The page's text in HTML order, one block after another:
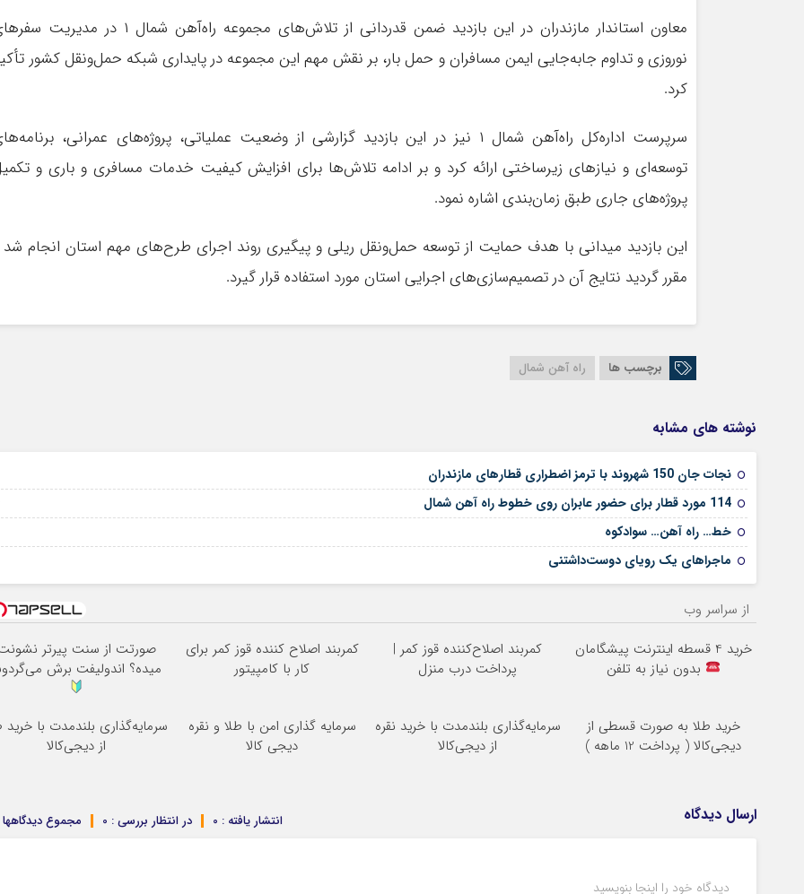
معاون استاندار مازندران در این بازدید ضمن قدردانی از تلاش‌های مجموعه راه‌آهن شمال ۱ در
نوروزی و تداوم جابه‌جایی ایمن مسافران و حمل بار، بر نقش مهم این مجموعه در پایداری شبکه حمل‌ونقل کشور
کرد.
سرپرست اداره‌کل راه‌آهن شمال ۱ نیز در این بازدید گزارشی از وضعیت عملیاتی، پروژه‌های عمرانی،
توسعه‌ای و نیازهای زیرساختی ارائه کرد و بر ادامه تلاش‌ها برای افزایش کیفیت خدمات مسافری و باری و
پروژه‌های جاری طبق زمان‌بندی اشاره نمود.
این بازدید میدانی با هدف حمایت از توسعه حمل‌ونقل ریلی و پیگیری روند اجرای طرح‌های مهم استان انجام شد
مقرر گردید نتایج آن در تصمیم‌سازی‌های اجرایی استان مورد استفاده قرار گیرد.
برچسب ها راه آهن شمال
نوشته های مشابه
نجات جان 150 شهروند با ترمز اضطراری قطارهای مازندران
114 مورد قطار برای حضور عابران روی خطوط راه آهن شمال
خط… راه آهن… سوادکوه
ماجراهای یک رویای دوست‌داشتنی
از سراسر وب
خرید 4 قسطه اینترنت پیشگامان
بدون نیاز به تلفن
کمربند اصلاح‌کننده قوز کمر |
پرداخت درب منزل
کمربند اصلاح کننده قوز کمر برای
کار با کامپیتور
صورتت از سنت پیرتر
میده؟ اندولیفت برش
خرید طلا به صورت قسطی از
دیجی‌کالا ( پرداخت 12 ماهه )
سرمایه‌گذاری بلندمدت با خرید نقره
از دیجی‌کالا
سرمایه گذاری امن با طلا و نقره
دیجی کالا
سرمایه‌گذاری بلندمدت با خرید
از دیجی‌کالا
ارسال دیدگاه مجموع دیدگاهها : در انتظار بررسی : 0 انتشار یافته : 0
دیدگاه خود را اینجا بنویسید